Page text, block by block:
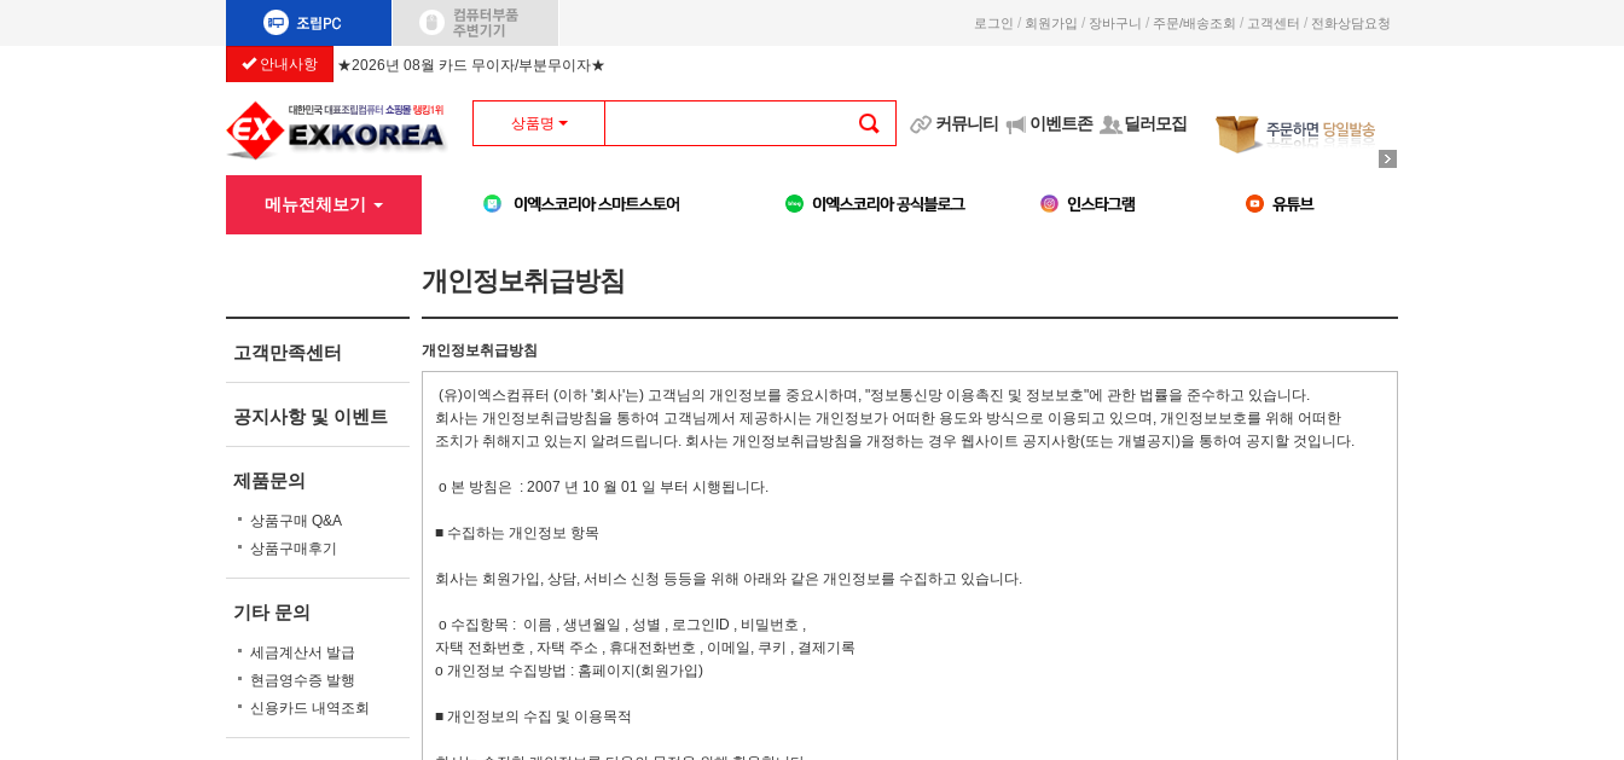
로그인 / 회원가입 / 장바구니 / 주문/배송조회 / 고객센터 / 전화상담요청
안내사항 ★2026년 08월 카드 무이자/부분무이자★
상품명 커뮤니티 이벤트존 딜러모집
메뉴전체보기
고객만족센터
공지사항 및 이벤트
제품문의
상품구매 Q&A
상품구매후기
기타 문의
세금계산서 발급
현금영수증 발행
신용카드 내역조회
개인정보취급방침
개인정보취급방침
(유)이엑스컴퓨터 (이하 '회사'는) 고객님의 개인정보를 중요시하며, "정보통신망 이용촉진 및 정보보호"에 관한 법률을 준수하고 있습니다.
회사는 개인정보취급방침을 통하여 고객님께서 제공하시는 개인정보가 어떠한 용도와 방식으로 이용되고 있으며, 개인정보보호를 위해 어떠한
조치가 취해지고 있는지 알려드립니다. 회사는 개인정보취급방침을 개정하는 경우 웹사이트 공지사항(또는 개별공지)을 통하여 공지할 것입니다.
ο 본 방침은 : 2007 년 10 월 01 일 부터 시행됩니다.
■ 수집하는 개인정보 항목
회사는 회원가입, 상담, 서비스 신청 등등을 위해 아래와 같은 개인정보를 수집하고 있습니다.
ο 수집항목 : 이름 , 생년월일 , 성별 , 로그인ID , 비밀번호 ,
자택 전화번호 , 자택 주소 , 휴대전화번호 , 이메일, 쿠키 , 결제기록
ο 개인정보 수집방법 : 홈페이지(회원가입)
■ 개인정보의 수집 및 이용목적